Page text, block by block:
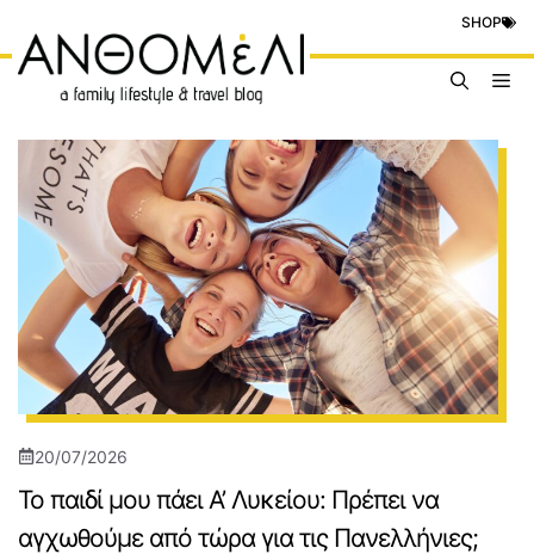
περιεχόμενο
SHOP
20/07/2026
Το παιδί μου πάει Α’ Λυκείου: Πρέπει να
αγχωθούμε από τώρα για τις Πανελλήνιες;